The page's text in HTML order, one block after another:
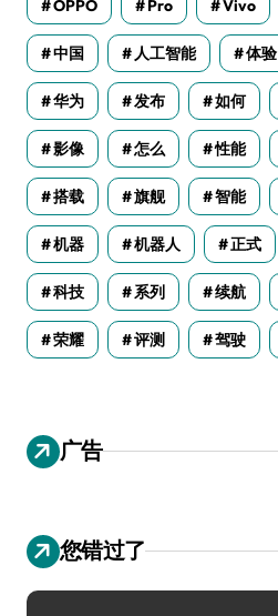
OPPO Pro Vivo
中国 人工智能 体验
华为 发布 如何
影像 怎么 性能
搭载 旗舰 智能
机器 机器人 正式
科技 系列 续航
荣耀 评测 驾驶
广告
您错过了